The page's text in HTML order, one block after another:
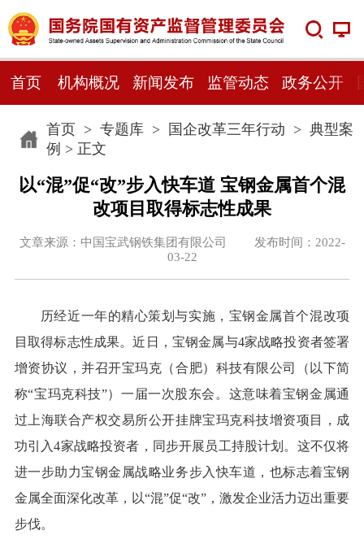
首页 机构概况 新闻发布 监管动态 政务公开
首页> 专题库> 国企改革三年行动 > 典型案
例 > 正文
以“混”促“改”步入快车道 宝钢金属首个混
改项目取得标志性成果
文章来源：中国宝武钢铁集团有限公司 发布时间：2022-
03-22
历经近一年的精心策划与实施，宝钢金属首个混改项
目取得标志性成果。近日，宝钢金属与4家战略投资者签署
增资协议，并召开宝玛克（合肥）科技有限公司（以下简
称“宝玛克科技”）一届一次股东会。这意味着宝钢金属通
过上海联合产权交易所公开挂牌宝玛克科技增资项目，成
功引入4家战略投资者，同步开展员工持股计划。这不仅将
进一步助力宝钢金属战略业务步入快车道，也标志着宝钢
金属全面深化改革，以“混”促“改”，激发企业活力迈出重要
步伐。